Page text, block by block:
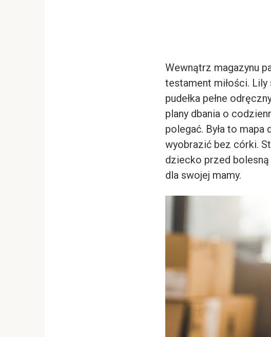
Wewnątrz magazynu
testament miłości.
pudełka pełne
plany dbania o
polegać. Była to
wyobrazić bez córki.
dziecko przed bolesną
dla swojej mamy.